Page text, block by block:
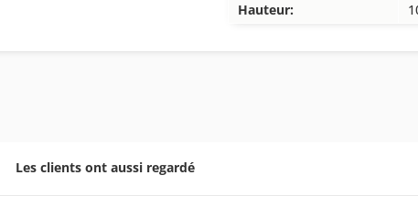
Hauteur:
Les clients ont aussi regardé